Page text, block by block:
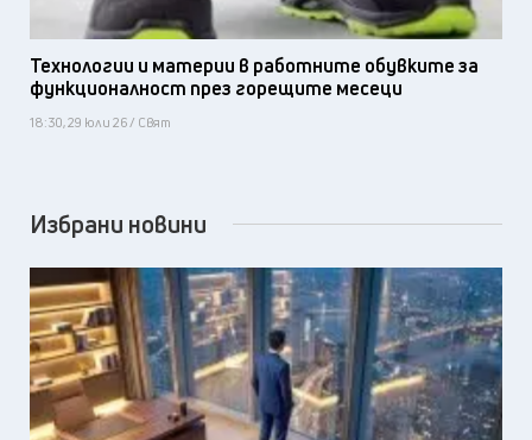
Технологии и материи в работните обувките за
функционалност през горещите месеци
18:30, 29 юли 26 / Свят
Избрани новини